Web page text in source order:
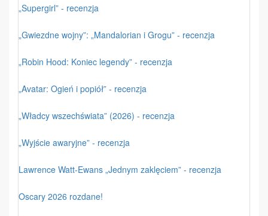
„Supergirl” - recenzja
„Gwiezdne wojny”: „Mandalorian i Grogu” - recenzja
„Robin Hood: Koniec legendy” - recenzja
„Avatar: Ogień i popiół” - recenzja
„Władcy wszechświata” (2026) - recenzja
„Wyjście awaryjne” - recenzja
Lawrence Watt-Ewans „Jednym zaklęciem” - recenzja
Oscary 2026 rozdane!